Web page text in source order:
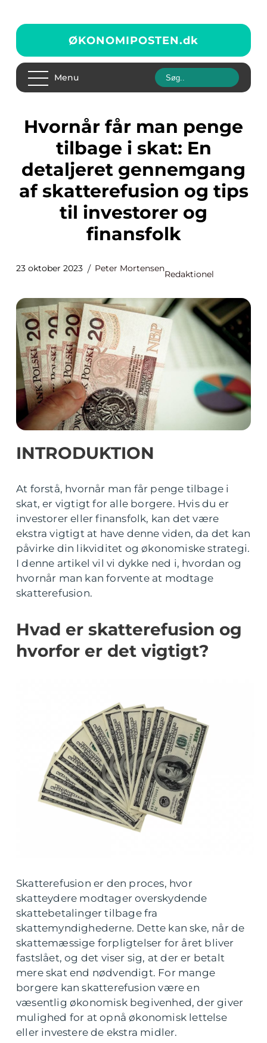
ØKONOMIPOSTEN.dk
Menu
Hvornår får man penge
tilbage i skat: En
detaljeret gennemgang
af skatterefusion og tips
til investorer og
finansfolk
23 oktober 2023 Peter Mortensen
Redaktionel
INTRODUKTION
At forstå, hvornår man får penge tilbage i
skat, er vigtigt for alle borgere. Hvis du er
investorer eller finansfolk, kan det være
ekstra vigtigt at have denne viden, da det kan
påvirke din likviditet og økonomiske strategi.
I denne artikel vil vi dykke ned i, hvordan og
hvornår man kan forvente at modtage
skatterefusion.
Hvad er skatterefusion og
hvorfor er det vigtigt?
Skatterefusion er den proces, hvor
skatteydere modtager overskydende
skattebetalinger tilbage fra
skattemyndighederne. Dette kan ske, når de
skattemæssige forpligtelser for året bliver
fastslået, og det viser sig, at der er betalt
mere skat end nødvendigt. For mange
borgere kan skatterefusion være en
væsentlig økonomisk begivenhed, der giver
mulighed for at opnå økonomisk lettelse
eller investere de ekstra midler.